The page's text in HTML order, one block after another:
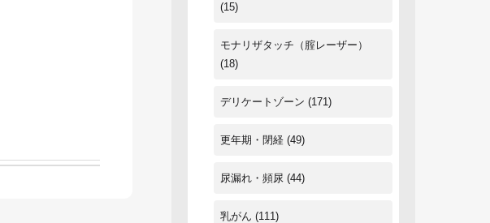
(15)
モナリザタッチ（腟レーザー）
(18)
デリケートゾーン (171)
更年期・閉経 (49)
尿漏れ・頻尿 (44)
乳がん (111)